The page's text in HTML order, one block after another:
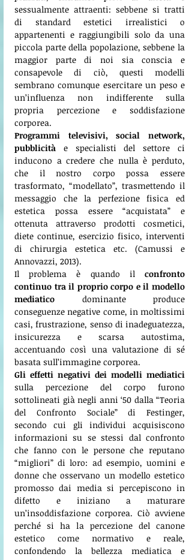
sessualmente attraenti: sebbene si tratti
di standard estetici irrealistici o
appartenenti e raggiungibili solo da una
piccola parte della popolazione, sebbene la
maggior parte di noi sia conscia e
consapevole di ciò, questi modelli
sembrano comunque esercitare un peso e
un’influenza non indifferente sulla
propria percezione e soddisfazione
corporea.
Programmi televisivi, social network,
pubblicità e specialisti del settore ci
inducono a credere che nulla è perduto,
che il nostro corpo possa essere
trasformato, “modellato”, trasmettendo il
messaggio che la perfezione fisica ed
estetica possa essere “acquistata” e
ottenuta attraverso prodotti cosmetici,
diete continue, esercizio fisico, interventi
di chirurgia estetica etc. (Camussi e
Annovazzi, 2013).
Il problema è quando il confronto
continuo tra il proprio corpo e il modello
mediatico dominante produce
conseguenze negative come, in moltissimi
casi, frustrazione, senso di inadeguatezza,
insicurezza e scarsa autostima,
accentuando così una valutazione di sé
basata sull’immagine corporea.
Gli effetti negativi dei modelli mediatici
sulla percezione del corpo furono
sottolineati già negli anni ‘50 dalla “Teoria
del Confronto Sociale” di Festinger,
secondo cui gli individui acquisiscono
informazioni su se stessi dal confronto
che fanno con le persone che reputano
“migliori” di loro: ad esempio, uomini e
donne che osservano un modello estetico
promosso dai media si percepiscono in
difetto e iniziano a maturare
un’insoddisfazione corporea. Ciò avviene
perché si ha la percezione del canone
estetico come normativo e reale,
confondendo la bellezza mediatica e